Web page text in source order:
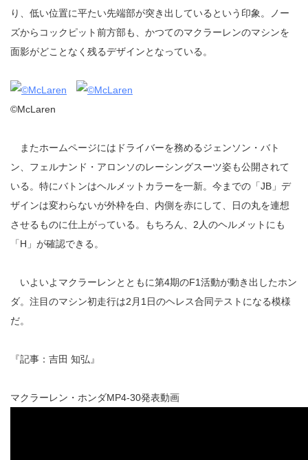
り、低い位置に平たい先端部が突き出しているという印象。ノー
ズからコックピット前方部も、かつてのマクラーレンのマシンを
面影がどことなく残るデザインとなっている。
©McLaren
またホームページにはドライバーを務めるジェンソン・バト
ン、フェルナンド・アロンソのレーシングスーツ姿も公開されて
いる。特にバトンはヘルメットカラーを一新。今までの「JB」デ
ザインは変わらないが外枠を白、内側を赤にして、日の丸を連想
させるものに仕上がっている。もちろん、2人のヘルメットにも
「H」が確認できる。
いよいよマクラーレンとともに第4期のF1活動が動き出したホン
ダ。注目のマシン初走行は2月1日のヘレス合同テストになる模様
だ。
『記事：吉田 知弘』
マクラーレン・ホンダMP4-30発表動画